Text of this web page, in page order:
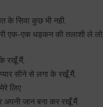
के सिवा कुछ भी नही,
एक-एक धड़कन की तलाशी ले लो.
रखूँ मैं,
सीने से लगा के रखूँ मैं,
लिए
अपनी जान बना कर रखूँ मैं.